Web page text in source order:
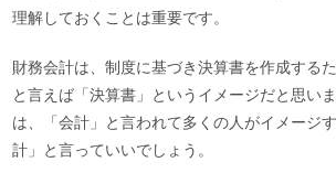
理解しておくことは重要です。
財務会計は、制度に基づき決算書を作成する
と言えば「決算書」というイメージだと思い
は、「会計」と言われて多くの人がイメージ
計」と言っていいでしょう。